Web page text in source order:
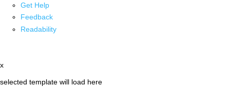
Get Help
Feedback
Readability
x
selected template will load here